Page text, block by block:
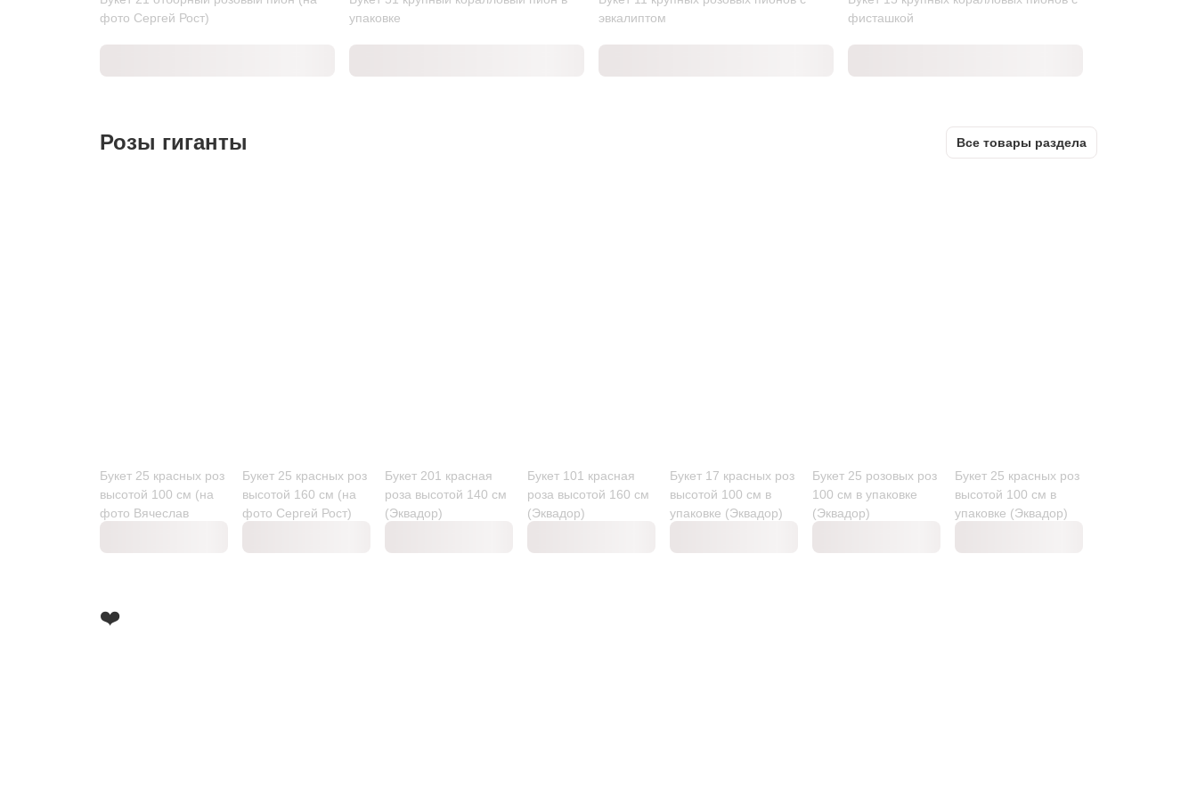
фото Сергей Рост)
упаковке
эвкалиптом
фисташкой
Розы гиганты Все товары раздела
Букет 25 красных роз
высотой 100 см (на
фото Вячеслав
Букет 25 красных роз
высотой 160 см (на
фото Сергей Рост)
Букет 201 красная
роза высотой 140 см
(Эквадор)
Букет 101 красная
роза высотой 160 см
(Эквадор)
Букет 17 красных роз
высотой 100 см в
упаковке (Эквадор)
Букет 25 розовых роз
100 см в упаковке
(Эквадор)
Букет 25 красных роз
высотой 100 см в
упаковке (Эквадор)
❤️